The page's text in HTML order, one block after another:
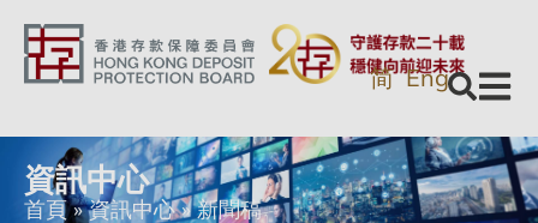
简 Eng
資訊中心
首頁»資訊中心»新聞稿